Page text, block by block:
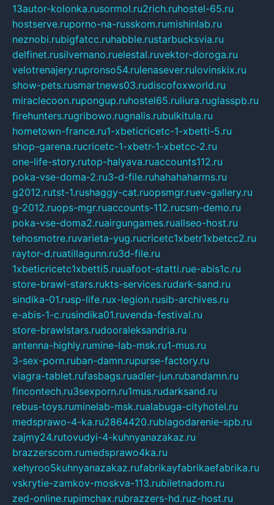
13autor-kolonka.rusormol.ru2rich.ruhostel-65.ru
hostserve.ruporno-na-russkom.rumishinlab.ru
neznobi.rubigfatcc.ruhabble.rustarbucksvia.ru
delfinet.rusilvernano.ruelestal.ruvektor-doroga.ru
velotrenajery.rupronso54.rulenasever.rulovinskix.ru
show-pets.rusmartnews03.rudiscofoxworld.ru
miraclecoon.rupongup.ruhostel65.ruliura.ruglasspb.ru
firehunters.rugribowo.rugnalis.rubulkitula.ru
hometown-france.ru1-xbeticricetc-1-xbetti-5.ru
shop-garena.rucricetc-1-xbetr-1-xbetcc-2.ru
one-life-story.rutop-halyava.ruaccounts112.ru
poka-vse-doma-2.ru3-d-file.ruhahahaharms.ru
g2012.rutst-1.rushaggy-cat.ruopsmgr.ruev-gallery.ru
g-2012.ruops-mgr.ruaccounts-112.rucsm-demo.ru
poka-vse-doma2.ruairgungames.ruallseo-host.ru
tehosmotre.ruvarieta-yug.rucricetc1xbetr1xbetcc2.ru
raytor-d.ruatillagunn.ru3d-file.ru
1xbeticricetc1xbetti5.ruuafoot-statti.rue-abis1c.ru
store-brawl-stars.rukts-services.rudark-sand.ru
sindika-01.rusp-life.rux-legion.rusib-archives.ru
e-abis-1-c.rusindika01.ruvenda-festival.ru
store-brawlstars.rudooraleksandria.ru
antenna-highly.rumine-lab-msk.ru1-mus.ru
3-sex-porn.ruban-damn.rupurse-factory.ru
viagra-tablet.rufasbags.ruadler-jun.rubandamn.ru
fincontech.ru3sexporn.ru1mus.rudarksand.ru
rebus-toys.ruminelab-msk.rualabuga-cityhotel.ru
medsprawo-4-ka.ru2864420.rublagodarenie-spb.ru
zajmy24.rutovudyi-4-kuhnyanazakaz.ru
brazzerscom.rumedsprawo4ka.ru
xehyroo5kuhnyanazakaz.rufabrikayfabrikaefabrika.ru
vskrytie-zamkov-moskva-113.rubiletnadom.ru
zed-online.rupimchax.rubrazzers-hd.ruz-host.ru